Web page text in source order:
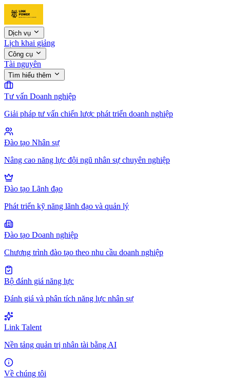
Dịch vụ
Lịch khai giảng
Công cụ
Tài nguyên
Tìm hiểu thêm
Tư vấn Doanh nghiệp
Giải pháp tư vấn chiến lược phát triển doanh nghiệp
Đào tạo Nhân sự
Nâng cao năng lực đội ngũ nhân sự chuyên nghiệp
Đào tạo Lãnh đạo
Phát triển kỹ năng lãnh đạo và quản lý
Đào tạo Doanh nghiệp
Chương trình đào tạo theo nhu cầu doanh nghiệp
Bộ đánh giá năng lực
Đánh giá và phân tích năng lực nhân sự
Link Talent
Nền tảng quản trị nhân tài bằng AI
Về chúng tôi